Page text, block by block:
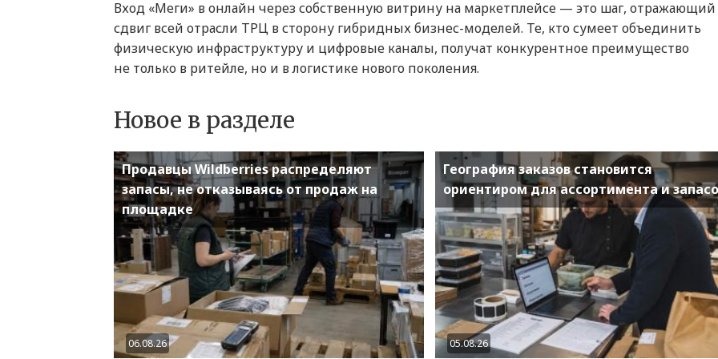
Вход «Меги» в онлайн через собственную витрину на маркетплейсе — это шаг, отражающий
сдвиг всей отрасли ТРЦ в сторону гибридных бизнес-моделей. Те, кто сумеет объединить
физическую инфраструктуру и цифровые каналы, получат конкурентное преимущество
не только в ритейле, но и в логистике нового поколения.
Новое в разделе
Продавцы Wildberries распределяют
запасы, не отказываясь от продаж на
площадке
06.08.26
География заказов становится
ориентиром для ассортимента и
05.08.26